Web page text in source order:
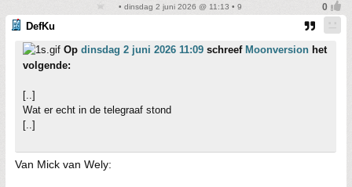
• dinsdag 2 juni 2026 @ 11:13 • 9
DefKu
Op dinsdag 2 juni 2026 11:09 schreef Moonversion het
volgende:
[..]
Wat er echt in de telegraaf stond
[..]
Van Mick van Wely: